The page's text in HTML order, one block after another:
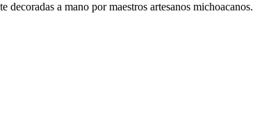
decoradas a mano por maestros artesanos michoacanos.